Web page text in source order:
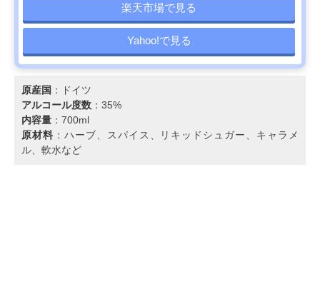
楽天市場で見る
Yahoo!で見る
原産国 ：ドイツ
アルコール度数 ：35%
内容量 ：700ml
原材料 ：ハーブ、スパイス、リキッドシュガー、キャラメ
ル、軟水など